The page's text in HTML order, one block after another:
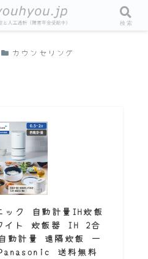
カウンセリング
ック 自動計量IH炊飯
イト 炊飯器 IH 2合
動計量 遠隔炊飯 一
送料無料
検索